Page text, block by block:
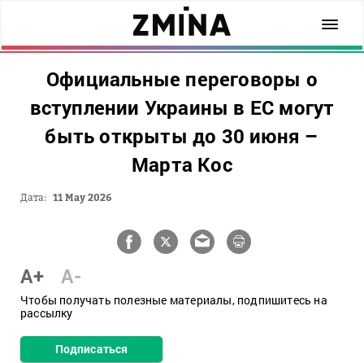
Официальные переговоры о
вступлении Украины в ЕС могут
быть открыты до 30 июня –
Марта Кос
Дата: 11 May 2026
A+ A-
Чтобы получать полезные материалы, подпишитесь на
рассылку
Подписаться